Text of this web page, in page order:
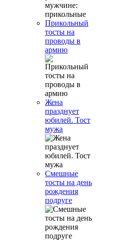
Прикольный
тосты на
проводы в
армию
Жена
празднует
юбилей. Тост
мужа
Смешные
тосты на день
рождения
подруге